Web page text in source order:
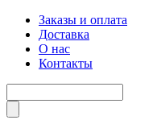
Заказы и оплата
Доставка
О нас
Контакты